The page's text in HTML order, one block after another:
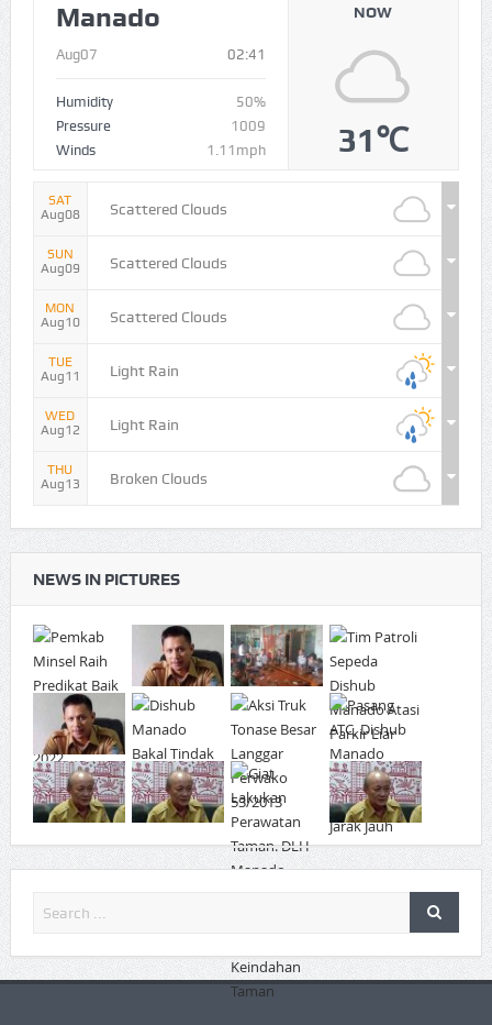
Manado
Aug07 02:41
Humidity
50%
Pressure
1009
Winds
1.11mph
NOW
31℃
SAT
Aug08
Scattered Clouds
SUN
Aug09
Scattered Clouds
MON
Aug10
Scattered Clouds
TUE
Aug11
Light Rain
WED
Aug12
Light Rain
THU
Aug13
Broken Clouds
NEWS IN PICTURES